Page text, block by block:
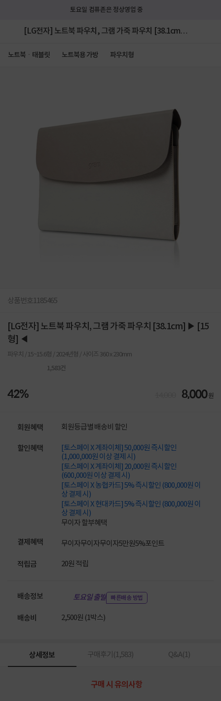
토요일 컴퓨존은 정상영업 중
[LG전자] 노트북 파우치, 그램 가죽 파우치 [38.1cm]
노트북ㆍ태블릿 노트북용 가방 파우치형
상품번호1185465
[LG전자] 노트북 파우치, 그램 가죽 파우치 [38.1cm] ▶ [15
형] ◀
파우치 / 15~15.6형 / 2024년형 / 사이즈 360 x 230mm
1,583건
42% 8,000원
회원혜택 회원등급별 배송비 할인
할인혜택
[토스페이 X 계좌이체] 50,000원 즉시할인
(1,000,000원 이상 결제 시)
[토스페이 X 계좌이체] 20,000원 즉시할인
(600,000원 이상 결제 시)
[토스페이 X 농협카드] 5% 즉시할인 (800,000원 이
상 결제 시)
[토스페이 X 현대카드] 5% 즉시할인 (800,000원 이
상 결제 시)
무이자 할부혜택
결제혜택 무이자무이자무이자5만원5%포인트
적립금 20원 적립
배송정보 토요일 출발 빠른배송 방법
배송비 2,500원 (1박스)
상세정보 구매후기(1,583) Q&A(1)
구매 시 유의사항